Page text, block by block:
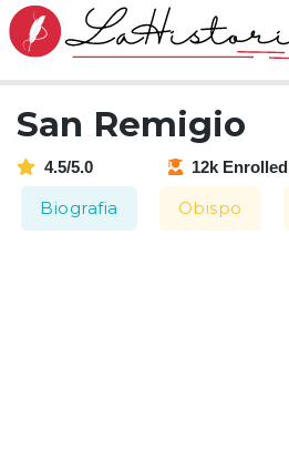
San Remigio
4.5/5.0 12k Enrolled
Biografia Obispo